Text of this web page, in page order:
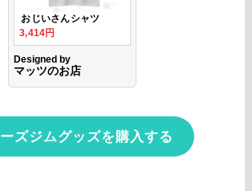
ズジムグッズを購入する